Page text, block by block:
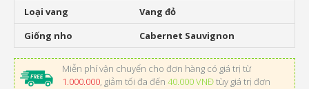
Loại vang
Vang đỏ
Giống nho
Cabernet Sauvignon
Miễn phí vận chuyển cho đơn hàng có giá trị từ
1.000.000, giảm tối đa đến 40.000 VNĐtùy giá trị đơn